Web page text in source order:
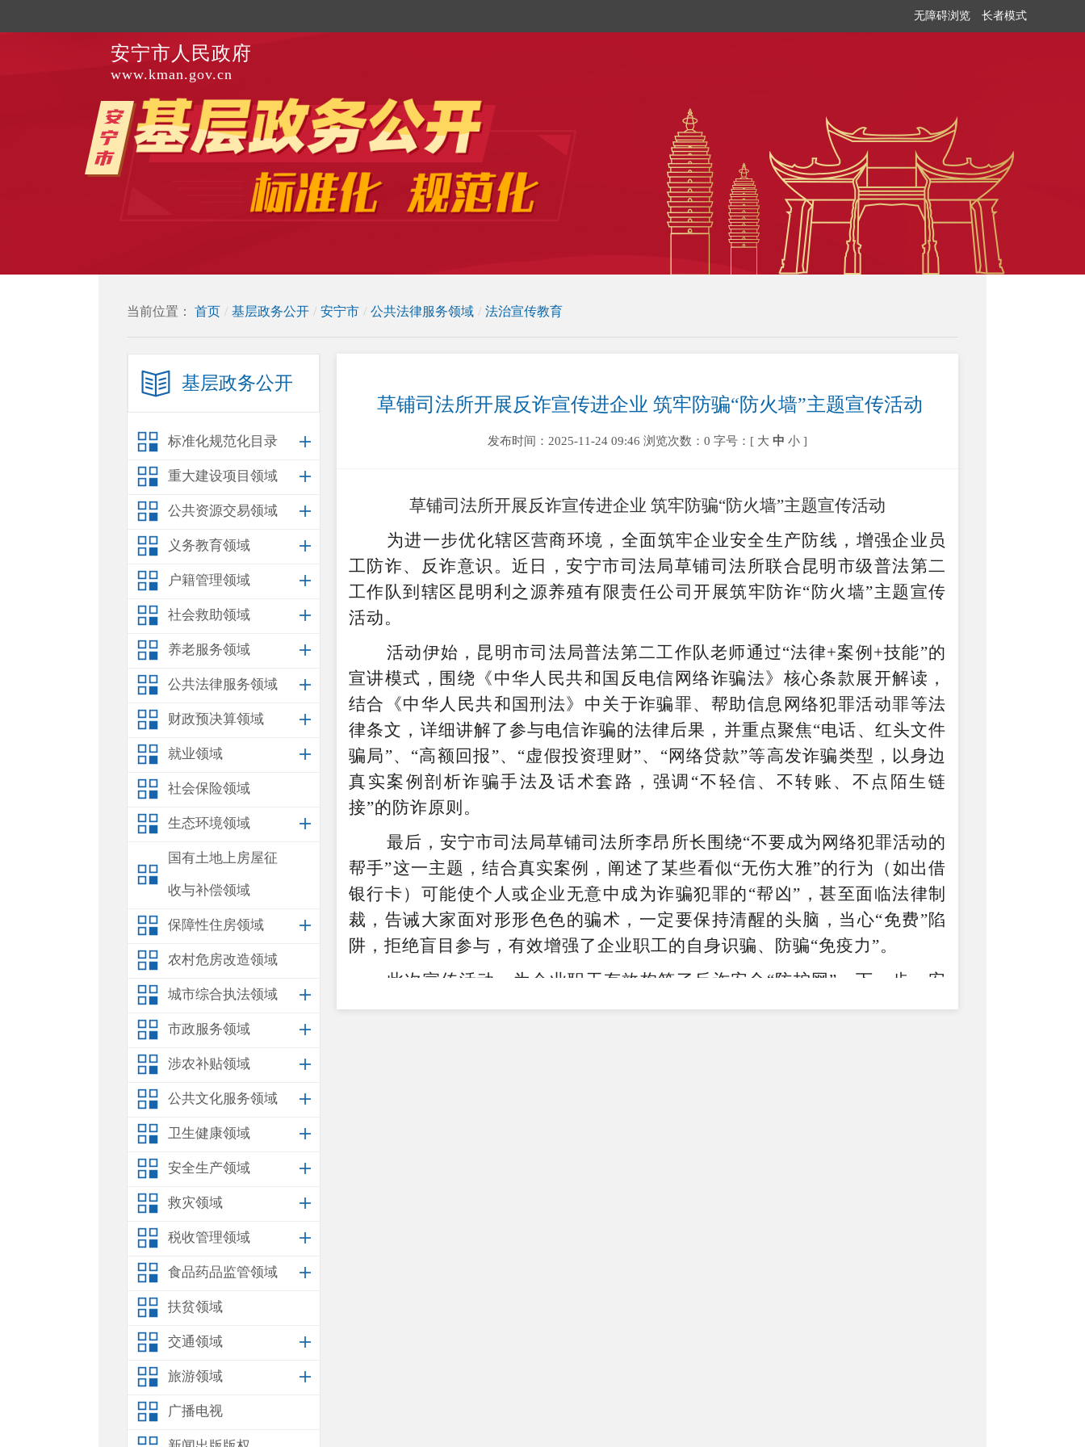
无障碍浏览 长者模式
安宁市人民政府
www.kman.gov.cn
当前位置： 首页 / 基层政务公开 / 安宁市 / 公共法律服务领域 / 法治宣传教育
基层政务公开
标准化规范化目录
重大建设项目领域
公共资源交易领域
义务教育领域
户籍管理领域
社会救助领域
养老服务领域
公共法律服务领域
财政预决算领域
就业领域
社会保险领域
生态环境领域
国有土地上房屋征
收与补偿领域
保障性住房领域
农村危房改造领域
城市综合执法领域
市政服务领域
涉农补贴领域
公共文化服务领域
卫生健康领域
安全生产领域
救灾领域
税收管理领域
食品药品监管领域
扶贫领域
交通领域
旅游领域
广播电视
​草铺司法所开展反诈宣传进企业 筑牢防骗“防火墙”主题宣传活动
发布时间：2025-11-24 09:46 浏览次数：0 字号：[ 大 中 小 ]
草铺司法所开展反诈宣传进企业 筑牢防骗“防火墙”主题宣传活动
为进一步优化辖区营商环境，全面筑牢企业安全生产防线，增强企业员
工防诈、反诈意识 。 近日，安宁市司法局草铺司法所联合昆明市级普法第二
工作队到辖区昆明利之源养殖有限责任公司开展筑牢防诈“防火墙”主题宣传
活动。
活动伊始，昆明市司法局普法第二工作队老师通过“法律+案例+技能”的
宣讲模式， 围绕《中华人民共和国 反电信网络诈骗法》 核心条款展开解读，
结合《中华人民共和国刑法》中关于诈骗罪、帮助信息网络犯罪活动罪等法
律条文， 详细讲解了参与电信诈骗的法律后果 ，并重点聚焦“电话、红头文件
骗局”、 “高额回报 ”、“虚假投资理财”、“网络贷款”等高发诈骗类型，以身边
真实案例剖析诈骗手法及话术套路，强调 “不轻信、不转账、不 点陌生链
接”的防诈原则。
最后，安宁市司法局草铺司法所李昂所长围绕“不要成为网络犯罪活动的
帮手”这一主题，结合真实案例，阐述了某些看似“无伤大雅”的行为（如出借
银行卡）可能使个人或企业无意中成为诈骗犯罪的“帮凶”，甚至面临法律制
裁，告诫大家面对形形色色的骗术，一定要保持清醒的头脑，当心“免费”陷
阱，拒绝盲目参与， 有效增强了企业职工的 自身识骗、防骗“免疫力 ”。
此次宣传活动，为企业职工有效构筑了反诈安全“防护网”。下一步，安
宁市司法局草铺司法所将继续扩大反诈宣传覆盖面，多措并举开展普法活